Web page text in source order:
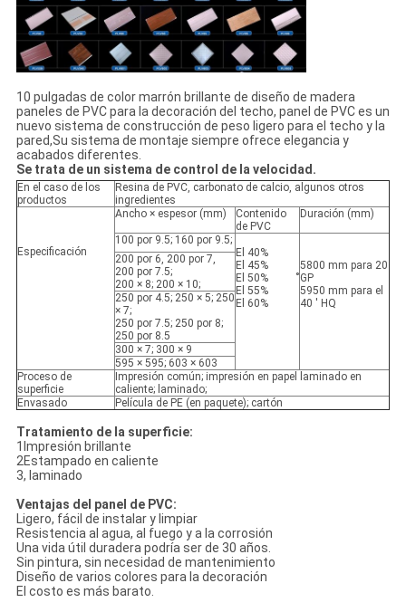
10 pulgadas de color marrón brillante de diseño de madera
paneles de PVC para la decoración del techo, panel de PVC es un
nuevo sistema de construcción de peso ligero para el techo y la
pared,Su sistema de montaje siempre ofrece elegancia y
acabados diferentes.
Se trata de un sistema de control de la velocidad.
En el caso de los
productos
Resina de PVC, carbonato de calcio, algunos otros
ingredientes
Especificación
Ancho × espesor (mm)
Contenido
de PVC
Duración (mm)
100 por 9.5; 160 por 9.5;
El 40%
El 45%
El 50%
El 55%
El 60%
5800 mm para 20
̊GP
5950 mm para el
40 ′ HQ
200 por 6, 200 por 7,
200 por 7.5;
200 × 8; 200 × 10;
250 por 4.5; 250 × 5; 250
× 7;
250 por 7.5; 250 por 8;
250 por 8.5
300 × 7; 300 × 9
595 × 595; 603 × 603
Proceso de
superficie
Impresión común; impresión en papel laminado en
caliente; laminado;
Envasado
Película de PE (en paquete); cartón
Tratamiento de la superficie:
1Impresión brillante
2Estampado en caliente
3, laminado
Ventajas del panel de PVC:
Ligero, fácil de instalar y limpiar
Resistencia al agua, al fuego y a la corrosión
Una vida útil duradera podría ser de 30 años.
Sin pintura, sin necesidad de mantenimiento
Diseño de varios colores para la decoración
El costo es más barato.